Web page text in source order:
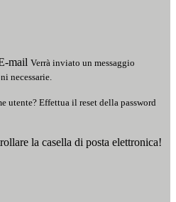
mail Verrà inviato un messaggio
necessarie.
utente? Effettua il reset della password
la casella di posta elettronica!